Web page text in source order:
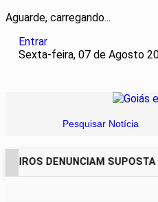
Aguarde, carregando...
Entrar
Sexta-feira, 07 de Agosto
Pesquisar Notícia
DENUNCIAM SUPOSTA